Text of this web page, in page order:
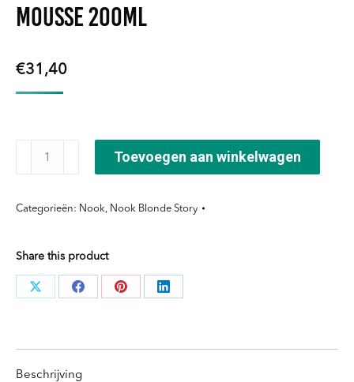
Mousse 200ml
€31,40
Yellow
Mousse
200ml
Toevoegen aan winkelwagen
Categorieën: Nook Nook Blonde Story
Share this product
Deel
Deel
Deel
Deel
Beschrijving